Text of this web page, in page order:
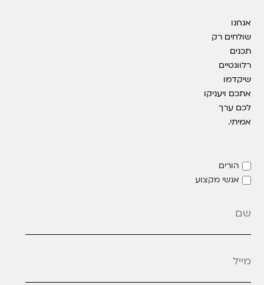
אנחנו
שולחים רק
תכנים
רלוונטיים
שיקדמו
אתכם ויעניקו
לכם ערך
אמיתי.
הורים
אנשי מקצוע